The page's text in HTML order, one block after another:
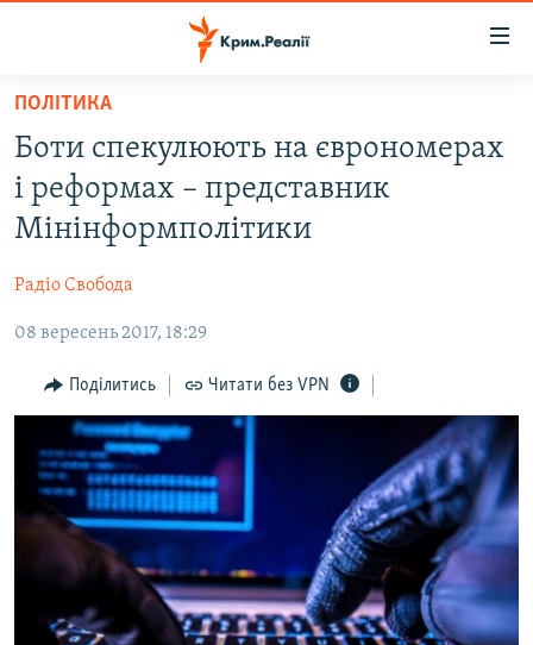
Перейти
основного
матеріалу
Перейти
до
основної
Перейти
пошуку
ВОДА.КРИМ
ВІДЕО ТА ФОТО
БЛОГИ
ПОГЛЯД
ІНТЕРВ'Ю
ВСЕ ЗА ДЕНЬ
СПЕЦПРОЕКТИ
ДЕПОРТАЦІЯ
ВІДЕОУРОКИ «ELIFBE»
СВІДЧЕННЯ ОКУПАЦІЇ
УКРАЇНСЬКА ПРОБЛЕМА КРИМУ
ЯК ОБІЙТИ БЛОКУВАННЯ
Русский
Qırımtatar
ПОЛІТИКА
Боти спекулюють на єврономерах
і реформах – представник
Мінінформполітики
Радіо Свобода
08 вересень 2017, 18:29
Поділитись Читати без VPN